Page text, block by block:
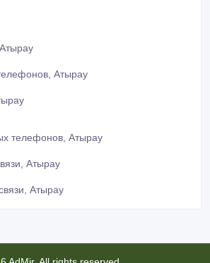
Атырау
телефонов, Атырау
Атырау
Атырау